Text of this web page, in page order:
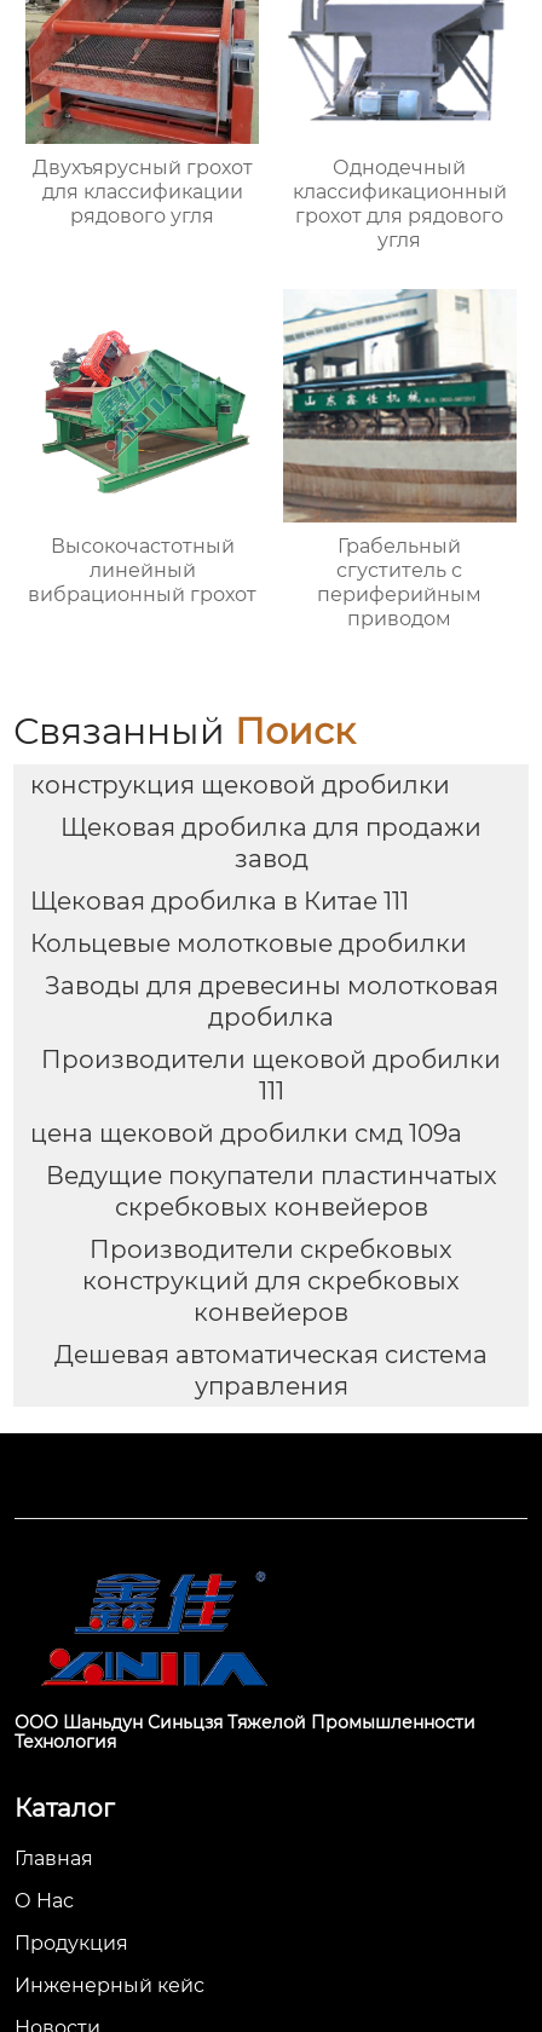
Двухъярусный грохот
для классификации
рядового угля
Однодечный
классификационный
грохот для рядового
угля
Высокочастотный
линейный
вибрационный грохот
Грабельный
сгуститель с
периферийным
приводом
Связанный Поиск
конструкция щековой дробилки
Щековая дробилка для продажи
завод
Щековая дробилка в Китае 111
Кольцевые молотковые дробилки
Заводы для древесины молотковая
дробилка
Производители щековой дробилки
111
цена щековой дробилки смд 109а
Ведущие покупатели пластинчатых
скребковых конвейеров
Производители скребковых
конструкций для скребковых
конвейеров
Дешевая автоматическая система
управления
ООО Шаньдун Синьцзя Тяжелой Промышленности
Технология
Каталог
Главная
О Hас
Продукция
Инженерный кейс